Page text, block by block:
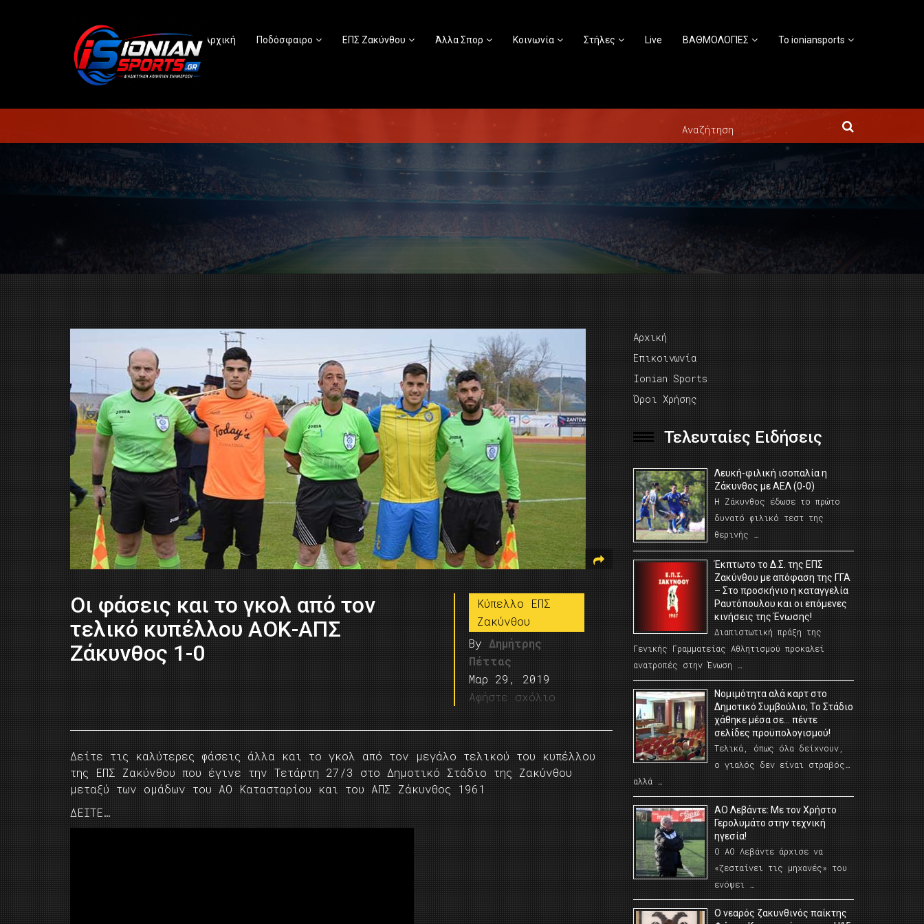
Αρχική Ποδόσφαιρο ΕΠΣ Ζακύνθου Άλλα Σπορ Κοινωνία Στήλες Live ΒΑΘΜΟΛΟΓΙΕΣ Το ioniansports
Οι φάσεις και το γκολ από τον
τελικό κυπέλλου ΑΟΚ-ΑΠΣ
Ζάκυνθος 1-0
Κύπελλο ΕΠΣ
Ζακύνθου
By Δημήτρης
Πέττας
Μαρ 29, 2019
Αφήστε σχόλιο
Δείτε τις καλύτερες φάσεις άλλα και το γκολ από τον μεγάλο τελικού του κυπέλλου
της ΕΠΣ Ζακύνθου που έγινε την Τετάρτη 27/3 στο Δημοτικό Στάδιο της Ζακύνθου
μεταξύ των ομάδων του ΑΟ Κατασταρίου και του ΑΠΣ Ζάκυνθος 1961
ΔΕΙΤΕ…
Αρχική
Επικοινωνία
Ionian Sports
Όροι Χρήσης
Τελευταίες Ειδήσεις
Λευκή-φιλική ισοπαλία η
Ζάκυνθος με ΑΕΛ (0-0)
Η Ζάκυνθος έδωσε το πρώτο
δυνατό φιλικό τεστ της
θερινής …
Έκπτωτο το Δ.Σ. της ΕΠΣ
Ζακύνθου με απόφαση της ΓΓΑ
– Στο προσκήνιο η καταγγελία
Ραυτόπουλου και οι επόμενες
κινήσεις της Ένωσης!
Διαπιστωτική πράξη της
Γενικής Γραμματείας Αθλητισμού προκαλεί
ανατροπές στην Ένωση …
Νομιμότητα αλά καρτ στο
Δημοτικό Συμβούλιο; Το Στάδιο
χάθηκε μέσα σε… πέντε
σελίδες προϋπολογισμού!
Τελικά, όπως όλα δείχνουν,
ο γιαλός δεν είναι στραβός…
αλλά …
ΑΟ Λεβάντε: Με τον Χρήστο
Γερολυμάτο στην τεχνική
ηγεσία!
Ο ΑΟ Λεβάντε άρχισε να
«ζεσταίνει τις μηχανές» του
ενόψει …
O νεαρός ζακυνθινός παίκτης